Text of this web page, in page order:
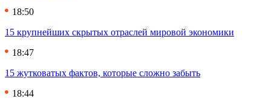
18:50
15 крупнейших скрытых отраслей мировой экономики
18:47
15 жутковатых фактов, которые сложно забыть
18:44